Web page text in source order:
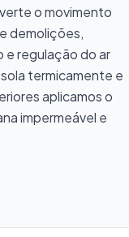
o movimento
demolições,
e regulação do ar
termicamente e
aplicamos o
impermeável e